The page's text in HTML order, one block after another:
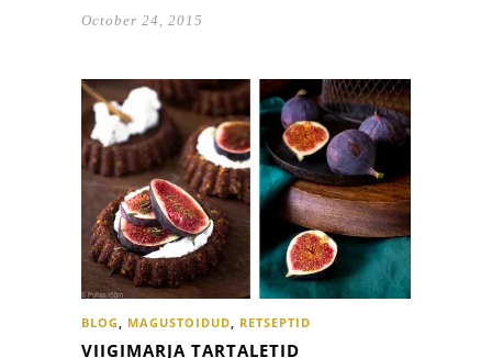
October 24, 2015
BLOG, MAGUSTOIDUD, RETSEPTID
VIIGIMARJA TARTALETID